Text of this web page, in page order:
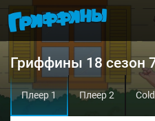
Гриффины 18 сезон
Плеер 1 Плеер 2